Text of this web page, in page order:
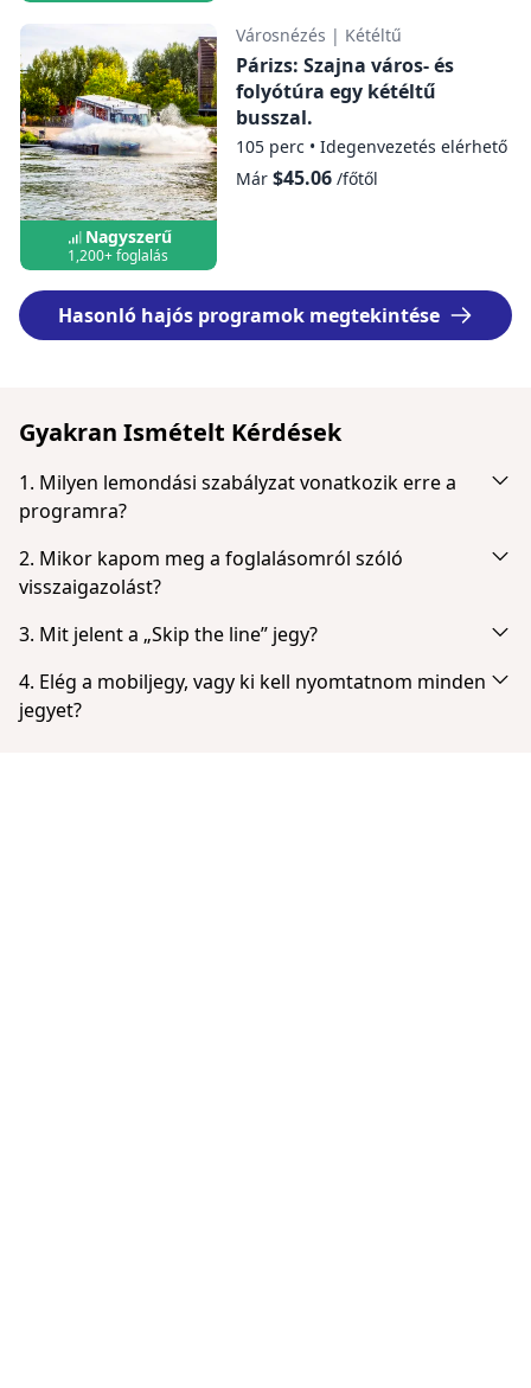
Nagyszerű
1,200+ foglalás
Városnézés | Kétéltű
Párizs: Szajna város- és
folyótúra egy kétéltű
busszal.
105 perc • Idegenvezetés elérhető
Már $45.06/főtől
Hasonló hajós programok megtekintése
Gyakran Ismételt Kérdések
1. Milyen lemondási szabályzat vonatkozik erre a
programra?
Teljes visszatérítést kapsz, ha időben lemondod. Legkésőbb
ennyi idővel a program kezdete előtt: 24 óra.
2. Mikor kapom meg a foglalásomról szóló
visszaigazolást?
A sikeres fizetés után azonnal értesítést kapsz emailben. Ha
nem látod a fiókodban, ellenőrizd a spam vagy levélszemét
mappát. A fizetés befejezése után lehetőséged van
közvetlenül letölteni jegyed.
3. Mit jelent a „Skip the line” jegy?
A „Hagyd ki a sorbanállást” jegyek a lehető leggyorsabb
belépést biztosítják nagyon kevés sorban állással vagy
sorban állás nélkül.
4. Elég a mobiljegy, vagy ki kell nyomtatnom minden
jegyet?